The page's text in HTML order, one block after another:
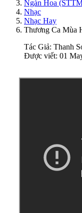
Ngàn Hoa
Nhạc
Nhạc Hay
Thương Ca Mùa
Tác Giả: Thanh
Được viết: 01